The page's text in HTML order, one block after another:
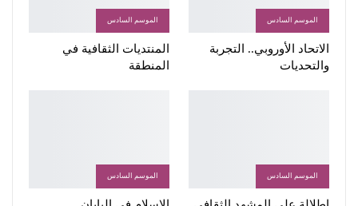
الموسم السادس
الاتحاد الأوروبي.. التجربة
والتحديات
الموسم السادس
المنتديات الثقافية في
المنطقة
الموسم السادس الموسم السادس